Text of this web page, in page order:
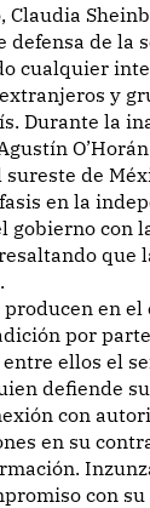
Claudia
defensa de la
cualquier
y
Durante la
de
en la
gobierno con
que
en el
por
ellos el
defiende
con
en su
con su